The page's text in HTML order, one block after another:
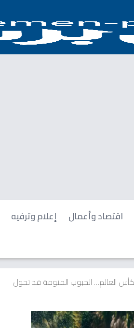
اقتصاد وأعمال إعلام وترفيه
كأس العالم… الحبوب المنومة قد تحول